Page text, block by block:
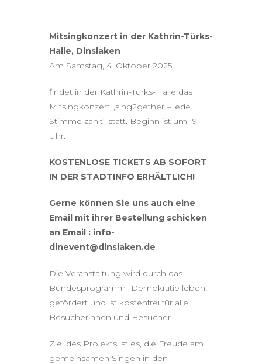
Mitsingkonzert in der Kathrin-Türks-
Halle, Dinslaken
Am Samstag, 4. Oktober 2025,
findet in der Kathrin-Türks-Halle das
Mitsingkonzert „sing2gether – jede
Stimme zählt“ statt. Beginn ist um 19
Uhr.
KOSTENLOSE TICKETS AB SOFORT
IN DER STADTINFO ERHÄLTLICH!
Gerne können Sie uns auch eine
Email mit ihrer Bestellung schicken
an Email : info-
dinevent@dinslaken.de
Die Veranstaltung wird durch das
Bundesprogramm „Demokratie leben!“
gefördert und ist kostenfrei für alle
Besucherinnen und Besucher.
Ziel des Projekts ist es, die Freude am
gemeinsamen Singen in den